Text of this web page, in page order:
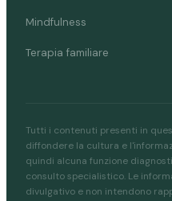
Mindfulness
Terapia familiare
Tutti i contenuti presenti in
diffondere la cultura e
quindi alcuna funzione
consulto specialistico. Le
divulgativo e non intendono